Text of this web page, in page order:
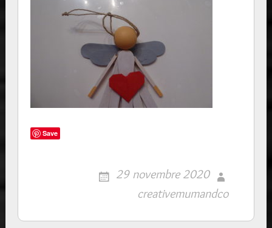
Save
29 novembre 2020
creativemumandco